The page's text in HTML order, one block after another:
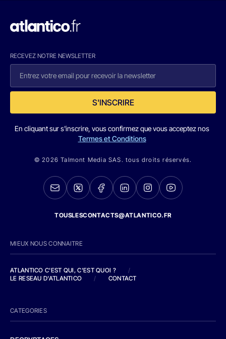
RECEVEZ NOTRE NEWSLETTER
S'INSCRIRE
En cliquant sur s'inscrire, vous confirmez que vous acceptez nos
Termes et Conditions
© 2026 Talmont Media SAS. tous droits réservés.
TOUSLESCONTACTS@ATLANTICO.FR
MIEUX NOUS CONNAITRE
ATLANTICO C'EST QUI, C'EST QUOI ?
/
LE RESEAU D'ATLANTICO
/ CONTACT
CATEGORIES